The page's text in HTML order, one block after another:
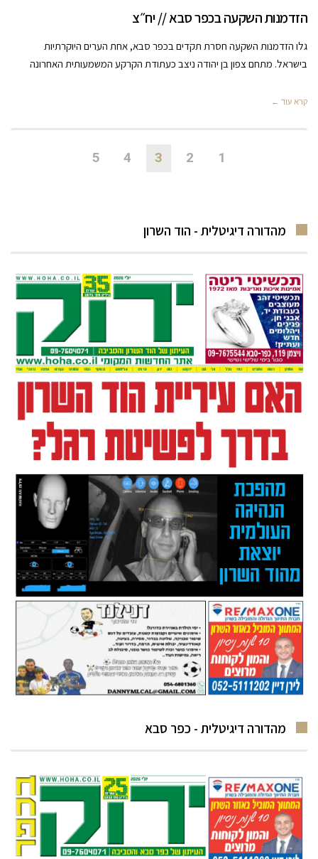
הזדמנות השקעה בכפר סבא // יח״צ
גלו הזדמנות השקעה חסרת תקדים בכפר סבא, אחת הערים היוקרתיות
בישראל. מתחם צפון בן יהודה ניצב כעתודת הקרקע המשמעותית האחרונה
קרא עוד ←
1
2
3
4
5
מהדורה דיגיטלית - הוד השרון
מהדורה דיגיטלית - כפר סבא